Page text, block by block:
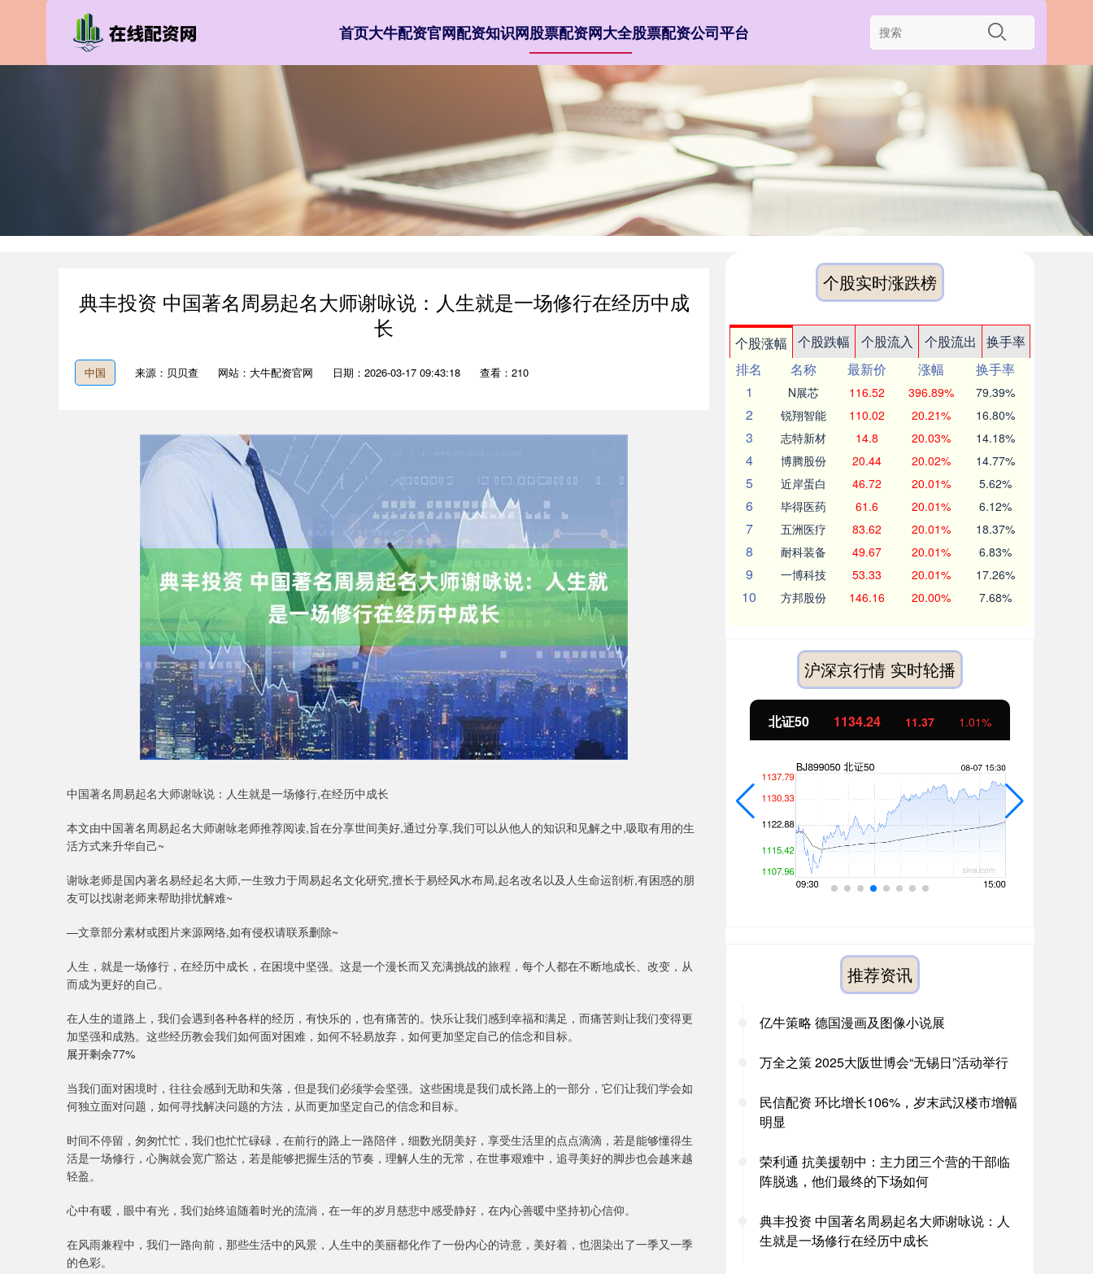
首页大牛配资官网配资知识网股票配资网大全股票配资公司平台
典丰投资 中国著名周易起名大师谢咏说：人生就是一场修行在经历中成
长
中国 来源：贝贝查 网站：大牛配资官网 日期：2026-03-17 09:43:18 查看：210
中国著名周易起名大师谢咏说：人生就是一场修行,在经历中成长
本文由中国著名周易起名大师谢咏老师推荐阅读,旨在分享世间美好,通过分享,我们可以从他人的知识和见解之中,吸取有用的生
活方式来升华自己~
谢咏老师是国内著名易经起名大师,一生致力于周易起名文化研究,擅长于易经风水布局,起名改名以及人生命运剖析,有困惑的朋
友可以找谢老师来帮助排忧解难~
—文章部分素材或图片来源网络,如有侵权请联系删除~
人生，就是一场修行，在经历中成长，在困境中坚强。这是一个漫长而又充满挑战的旅程，每个人都在不断地成长、改变，从
而成为更好的自己。
在人生的道路上，我们会遇到各种各样的经历，有快乐的，也有痛苦的。快乐让我们感到幸福和满足，而痛苦则让我们变得更
加坚强和成熟。这些经历教会我们如何面对困难，如何不轻易放弃，如何更加坚定自己的信念和目标。
展开剩余77%
当我们面对困境时，往往会感到无助和失落，但是我们必须学会坚强。这些困境是我们成长路上的一部分，它们让我们学会如
何独立面对问题，如何寻找解决问题的方法，从而更加坚定自己的信念和目标。
时间不停留，匆匆忙忙，我们也忙忙碌碌，在前行的路上一路陪伴，细数光阴美好，享受生活里的点点滴滴，若是能够懂得生
活是一场修行，心胸就会宽广豁达，若是能够把握生活的节奏，理解人生的无常，在世事艰难中，追寻美好的脚步也会越来越
轻盈。
心中有暖，眼中有光，我们始终追随着时光的流淌，在一年的岁月慈悲中感受静好，在内心善暖中坚持初心信仰。
在风雨兼程中，我们一路向前，那些生活中的风景，人生中的美丽都化作了一份内心的诗意，美好着，也洇染出了一季又一季
的色彩。
个股实时涨跌榜
个股涨幅 个股跌幅 个股流入 个股流出
换手率
排名
名称 最新价 涨幅
换手率
1
N展芯 116.52 396.89% 79.39%
2 锐翔智能 110.02 20.21% 16.80%
3 志特新材 14.8 20.03% 14.18%
4 博腾股份 20.44 20.02% 14.77%
5 近岸蛋白 46.72 20.01% 5.62%
6 毕得医药 61.6 20.01% 6.12%
7 五洲医疗 83.62 20.01% 18.37%
8 耐科装备 49.67 20.01% 6.83%
9 一博科技 53.33 20.01% 17.26%
10 方邦股份 146.16 20.00% 7.68%
沪深京行情 实时轮播
深证成指 14311.01 200.89 1.42% 沪深300 4694.44 43.13 北证50 1134.24 11.37 1.01%
推荐资讯
亿牛策略 德国漫画及图像小说展
万全之策 2025大阪世博会“无锡日”活动举行
民信配资 环比增长106%，岁末武汉楼市增幅
明显
荣利通 抗美援朝中：主力团三个营的干部临
阵脱逃，他们最终的下场如何
典丰投资 中国著名周易起名大师谢咏说：人
生就是一场修行在经历中成长